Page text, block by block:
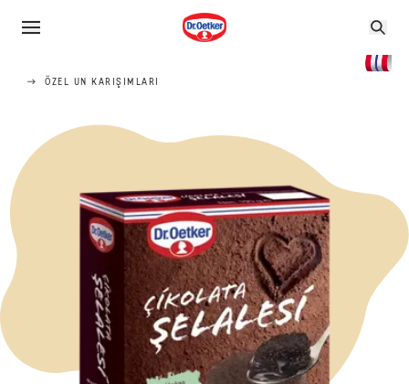
ÖZEL UN KARIŞIMLARI